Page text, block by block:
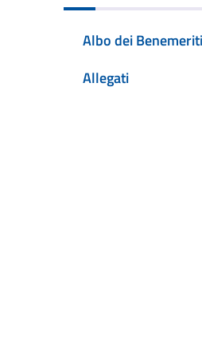
Albo dei Benemeriti
Allegati